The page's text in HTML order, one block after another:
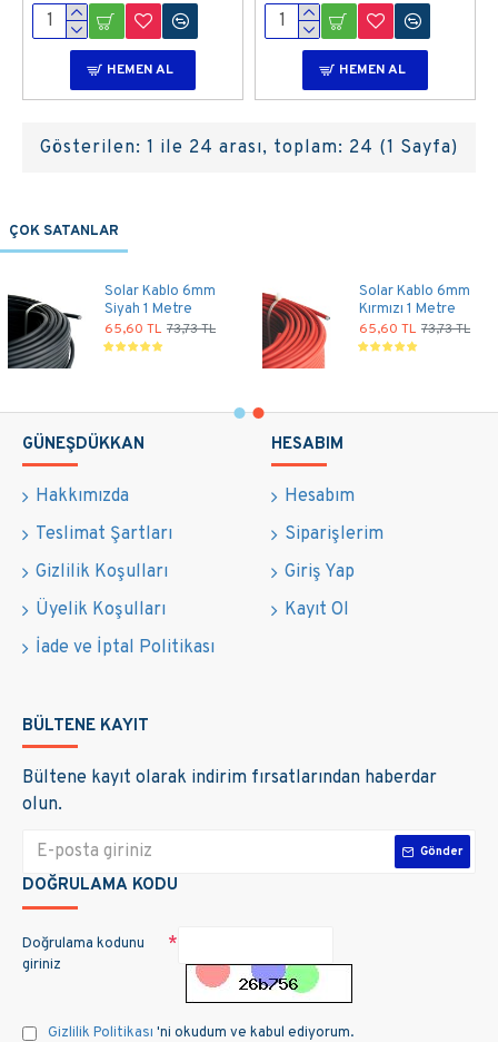
HEMEN AL HEMEN AL
Gösterilen: 1 ile 24 arası, toplam: 24 (1 Sayfa)
ÇOK SATANLAR
Solar Kablo 6mm
Siyah 1 Metre
65,60 TL 73,73 TL
Solar Kablo 6mm
Kırmızı 1 Metre
65,60 TL 73,73 TL
GÜNEŞDÜKKAN
Hakkımızda
Teslimat Şartları
Gizlilik Koşulları
Üyelik Koşulları
İade ve İptal Politikası
HESABIM
Hesabım
Siparişlerim
Giriş Yap
Kayıt Ol
BÜLTENE KAYIT
Bültene kayıt olarak indirim fırsatlarından haberdar
olun.
Gönder
DOĞRULAMA KODU
Doğrulama kodunu
giriniz
Gizlilik Politikası 'ni okudum ve kabul ediyorum.